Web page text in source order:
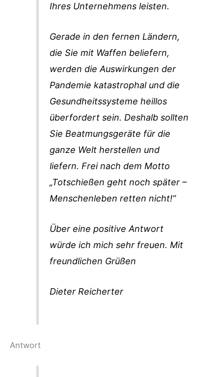
Ihres Unternehmens leisten.
Gerade in den fernen Ländern,
die Sie mit Waffen beliefern,
werden die Auswirkungen der
Pandemie katastrophal und die
Gesundheitssysteme heillos
überfordert sein. Deshalb sollten
Sie Beatmungsgeräte für die
ganze Welt herstellen und
liefern. Frei nach dem Motto
„Totschießen geht noch später –
Menschenleben retten nicht!“
Über eine positive Antwort
würde ich mich sehr freuen. Mit
freundlichen Grüßen
Dieter Reicherter
Antwort